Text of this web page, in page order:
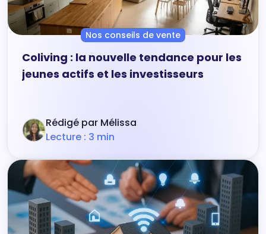
Nos conseils de vente
Coliving : la nouvelle tendance pour les
jeunes actifs et les investisseurs
Rédigé par Mélissa
Lecture : 3 min